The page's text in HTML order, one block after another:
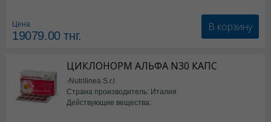
Цена
19079.00тнг.
В корзину
ЦИКЛОНОРМ АЛЬФА N30 КАПС
-Nutrilinea S.r.l
Страна производитель: Италия
Действующие вещества: